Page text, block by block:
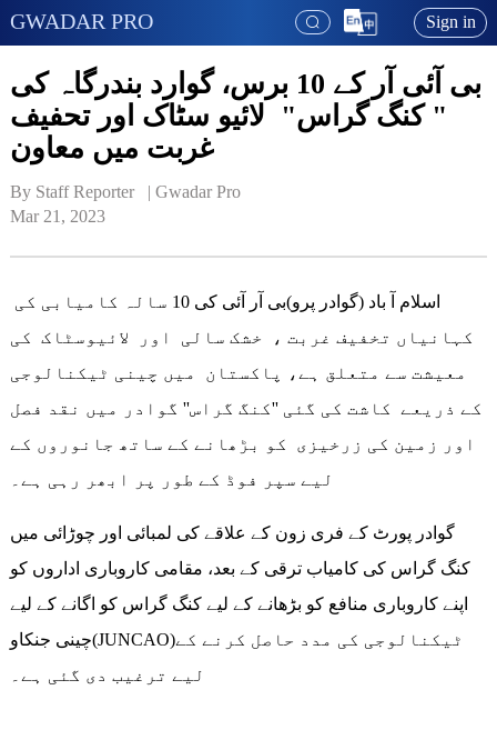
GWADAR PRO Sign in
بی آئی آر کے 10 برس، گوارد بندرگاہ کی
" کنگ گراس" لائیو سٹاک اور تحفیف
غربت میں معاون
By Staff Reporter   | Gwadar Pro
Mar 21, 2023
کہانیاں تخفیف غربت ، خشک سالی اور لائیوسٹاک کی
معیشت سے متعلق ہے، پاکستان میں چینی ٹیکنالوجی
کے ذریعے کاشت کی گئی ''کنگ گراس'' گوادر میں نقد فصل
اور زمین کی زرخیزی کو بڑھانے کے ساتھ جانوروں کے
گوادر پورٹ کے فری زون کے علاقے کی لمبائی اور چوڑائی میں
کنگ گراس کی کامیاب ترقی کے بعد، مقامی کاروباری اداروں کو
اپنے کاروباری منافع کو بڑھانے کے لیے کنگ گراس کو اگانے کے لیے
چینی جنکاو(JUNCAO)ٹیکنالوجی کی مدد حاصل کرنے کے
لیے ترغیب دی گئی ہے۔